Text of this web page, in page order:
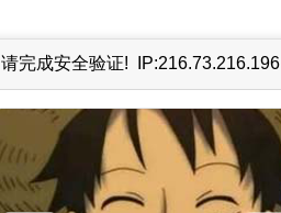
请完成安全验证! IP:216.73.216.196